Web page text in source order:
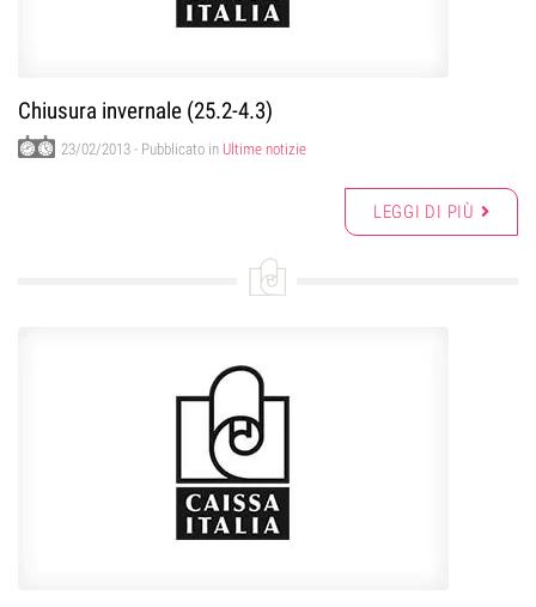
Chiusura invernale (25.2-4.3)
23/02/2013 - Pubblicato in Ultime notizie
LEGGI DI PIÙ